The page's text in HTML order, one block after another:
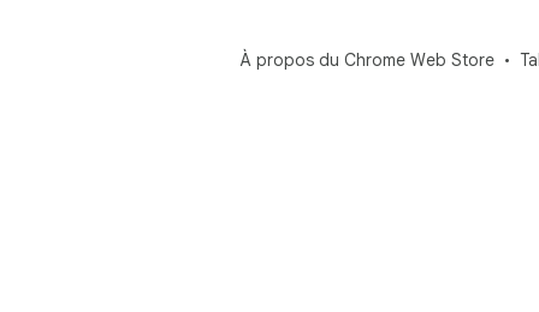
À propos du Chrome Web Store